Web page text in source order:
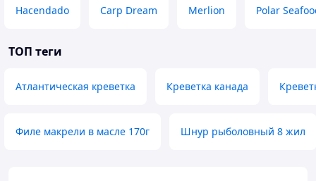
Hacendado Carp Dream Merlion Polar
ТОП теги
Атлантическая креветка Креветка канада
Филе макрели в масле 170г Шнур рыболовный 8 жил